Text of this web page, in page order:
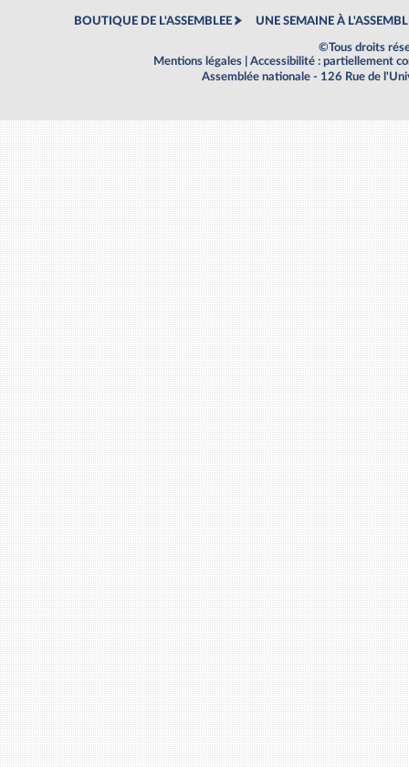
BOUTIQUE DE L'ASSEMBLEE UNE SEMAINE À
©Tous droits
Mentions légales
Accessibilité : partiellement
Assemblée nationale - 126 Rue de